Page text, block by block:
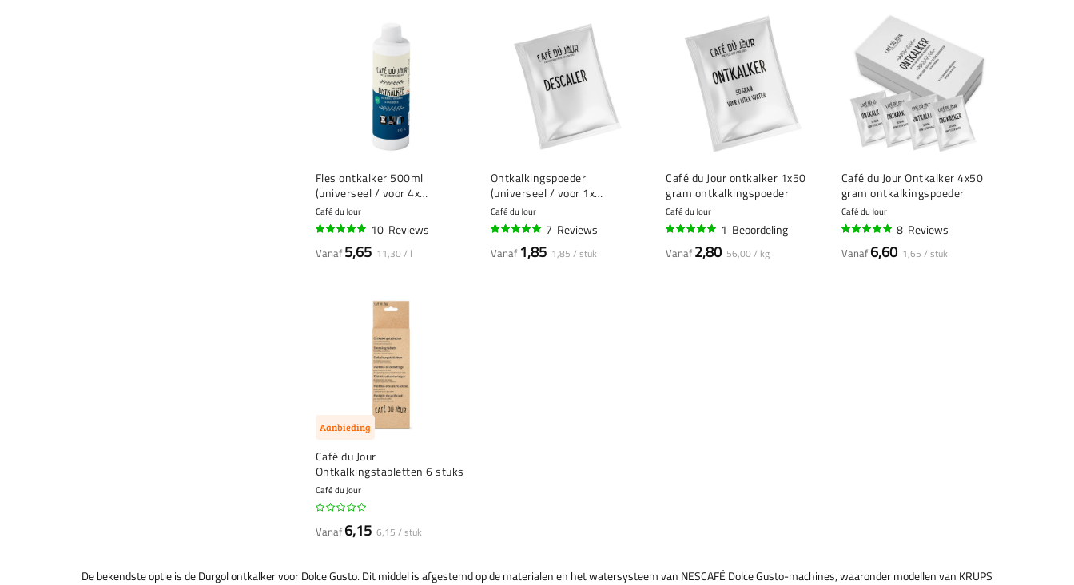
Fles ontkalker 500ml
(universeel / voor 4x
ontkalken)
Café du Jour
10 Reviews
Vanaf 5,65 11,30 / l
Ontkalkingspoeder
(universeel / voor 1x
ontkalken)
Café du Jour
7 Reviews
Vanaf 1,85 1,85 / stuk
Café du Jour ontkalker 1x50
gram ontkalkingspoeder
Café du Jour
1 Beoordeling
Vanaf 2,80 56,00 / kg
Café du Jour Ontkalker 4x50
gram ontkalkingspoeder
Café du Jour
8 Reviews
Vanaf 6,60 1,65 / stuk
Aanbieding
Café du Jour
Ontkalkingstabletten 6 stuks
Café du Jour
Vanaf 6,15 6,15 / stuk
De bekendste optie is de Durgol ontkalker voor Dolce Gusto. Dit middel is afgestemd op de materialen en het watersysteem van NESCAFÉ Dolce Gusto-machines, waaronder modellen van KRUPS